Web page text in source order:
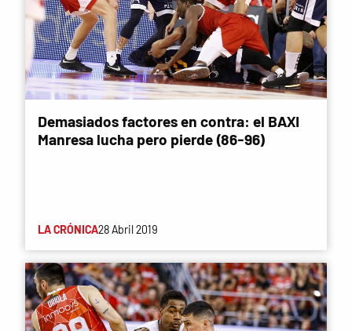
Demasiados factores en contra: el BAXI
Manresa lucha pero pierde (86-96)
LA CRÓNICA28 Abril 2019